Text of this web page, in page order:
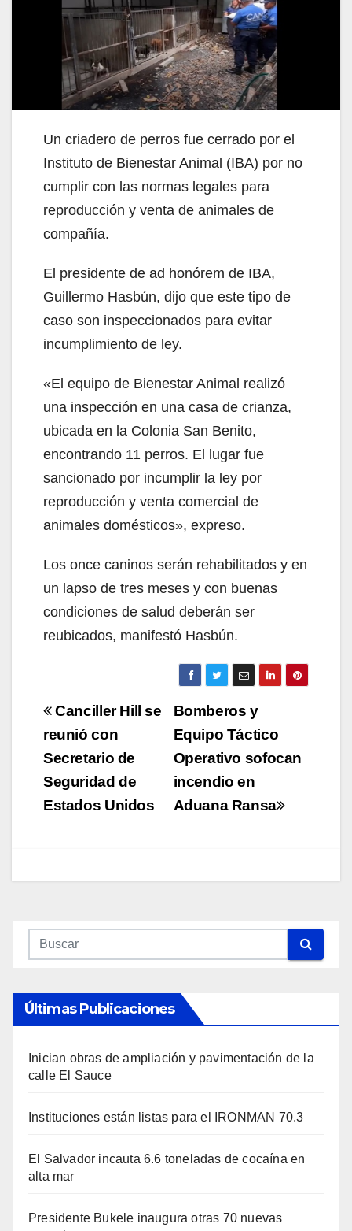
Un criadero de perros fue cerrado por el
Instituto de Bienestar Animal (IBA) por no
cumplir con las normas legales para
reproducción y venta de animales de
compañía.
El presidente de ad honórem de IBA,
Guillermo Hasbún, dijo que este tipo de
caso son inspeccionados para evitar
incumplimiento de ley.
«El equipo de Bienestar Animal realizó
una inspección en una casa de crianza,
ubicada en la Colonia San Benito,
encontrando 11 perros. El lugar fue
sancionado por incumplir la ley por
reproducción y venta comercial de
animales domésticos», expreso.
Los once caninos serán rehabilitados y en
un lapso de tres meses y con buenas
condiciones de salud deberán ser
reubicados, manifestó Hasbún.
Navegación
de
entradas
Bomberos y
Equipo Táctico
Operativo sofocan
incendio en
Aduana Ransa
Canciller Hill se
reunió con
Secretario de
Seguridad de
Estados Unidos
Últimas Publicaciones
Inician obras de ampliación y pavimentación de la
calle El Sauce
Instituciones están listas para el IRONMAN 70.3
El Salvador incauta 6.6 toneladas de cocaína en
alta mar
Presidente Bukele inaugura otras 70 nuevas